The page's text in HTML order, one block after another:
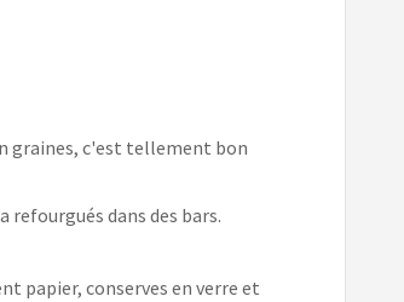
graines, c'est tellement bon
refourgués dans des bars.
papier, conserves en verre et